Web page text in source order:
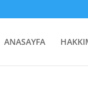
ANASAYFA